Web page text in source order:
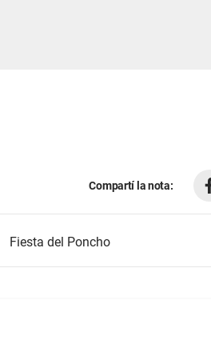
Compartí la nota:
Fiesta del Poncho